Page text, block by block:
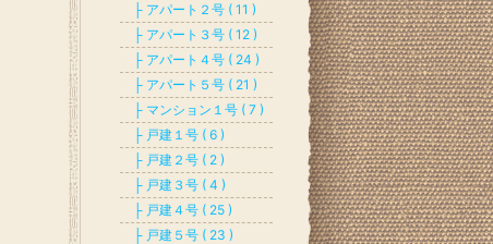
├ アパート２号 ( 11 )
├ アパート３号 ( 12 )
├ アパート４号 ( 24 )
├ アパート５号 ( 21 )
├ マンション１号 ( 7 )
├ 戸建１号 ( 6 )
├ 戸建２号 ( 2 )
├ 戸建３号 ( 4 )
├ 戸建４号 ( 25 )
├ 戸建５号 ( 23 )